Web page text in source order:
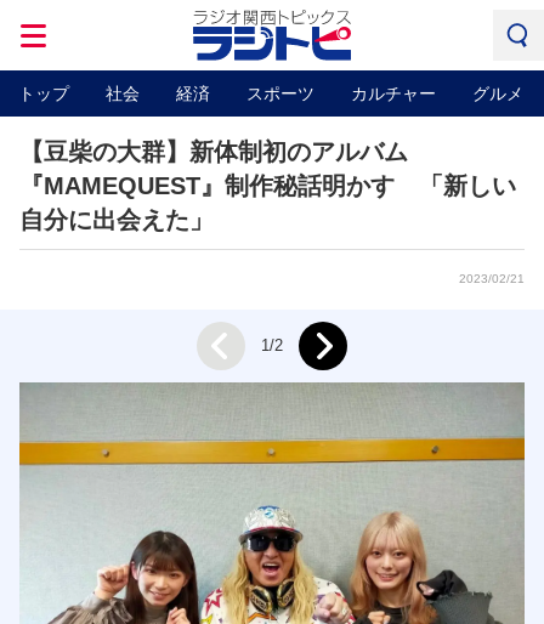
トップ 社会 経済 スポーツ カルチャー グルメ
【豆柴の大群】新体制初のアルバム
『MAMEQUEST』制作秘話明かす 「新しい
自分に出会えた」
2023/02/21
Prev 1/2 Next